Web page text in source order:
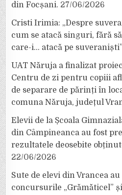
din Focșani. 27/06/2026
Cristi Irimia: „Despre
cum se atacă singuri, fără
care-i… atacă pe
UAT Năruja a finalizat
Centru de zi pentru copiii
de separare de părinți în
comuna Năruja, județul
Elevii de la Școala
din Câmpineanca au fost
rezultatele deosebite
22/06/2026
Sute de elevi din Vrancea
concursurile „Grămăticel” și